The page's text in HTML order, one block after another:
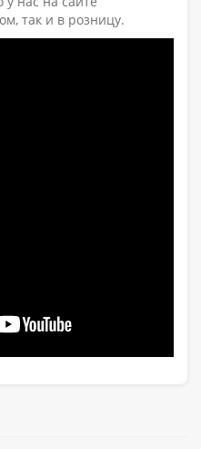
так и в розницу.